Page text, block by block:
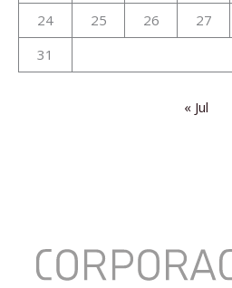
24
25 26 27
31
« Jul
desempleo
en